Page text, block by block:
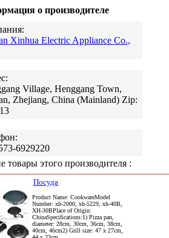
о производителе
Xinhua Electric Appliance Co.,
Village, Henggang Town,
Zhejiang, China (Mainland) Zip:
6929220
товары этого производителя :
Посуда
Product Name: CookwareModel
Number: xh-2000, xh-5229, xh-40B,
XH-30BPlace of Origin:
ChinaSpecifications:1) Pizza pan,
diameter: 28cm, 30cm, 36cm, 38cm,
40cm, 46cm2) Grill size: 47 x 27cm,